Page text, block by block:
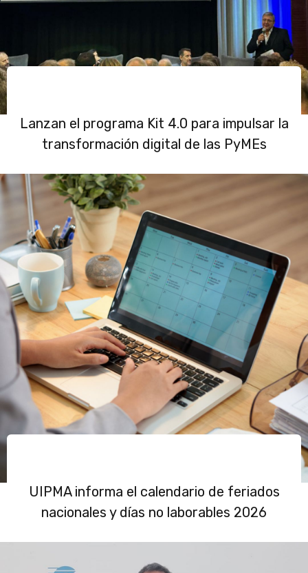
Lanzan el programa Kit 4.0 para impulsar la
transformación digital de las PyMEs
UIPMA informa el calendario de feriados
nacionales y días no laborables 2026